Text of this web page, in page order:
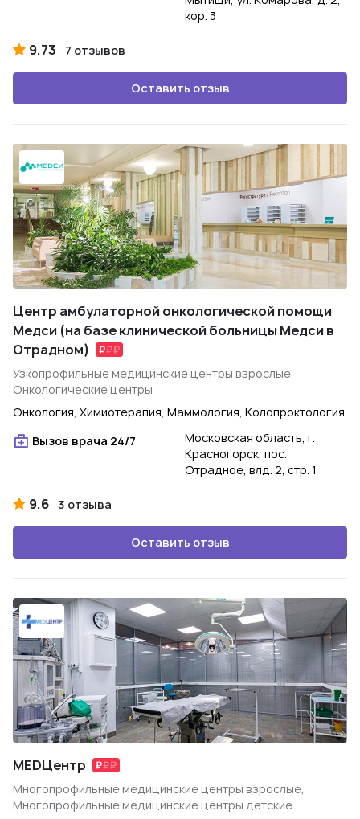
кор. 3
9.73 7 отзывов
Оставить отзыв
Центр амбулаторной онкологической помощи
Медси (на базе клинической больницы Медси в
Отрадном)
Узкопрофильные медицинские центры взрослые,
Онкологические центры
Онкология, Химиотерапия, Маммология, Колопроктология
Вызов врача 24/7
Московская область, г.
Красногорск, пос.
Отрадное, влд. 2, стр. 1
9.6 3 отзыва
Оставить отзыв
MEDЦентр
Многопрофильные медицинские центры взрослые,
Многопрофильные медицинские центры детские